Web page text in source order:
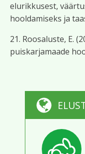
elurikkusest,
hooldamiseks ja
21. Roosaluste, E.
puiskarjamaade